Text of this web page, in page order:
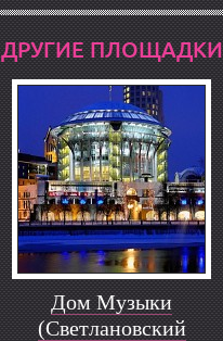
ДРУГИЕ ПЛОЩАДКИ
Дом Музыки
(Светлановский